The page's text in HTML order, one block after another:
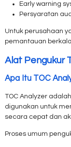
Early warning
Persyaratan
Untuk perusahaan
pemantauan
Alat Pengukur
Apa Itu TOC
TOC Analyzer
digunakan untuk
secara cepat dan
Proses umum